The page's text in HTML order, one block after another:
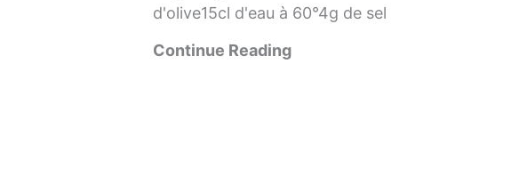
d'olive15cl d'eau à 60°4g de sel
Continue Reading